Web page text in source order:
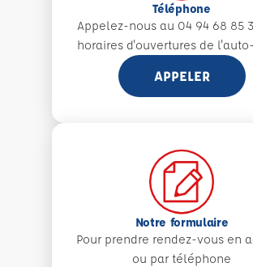
Téléphone
Appelez-nous au 04 94 68 85
horaires d'ouvertures de
APPELER
Notre formulaire
Pour prendre rendez-vous en
ou par téléphone